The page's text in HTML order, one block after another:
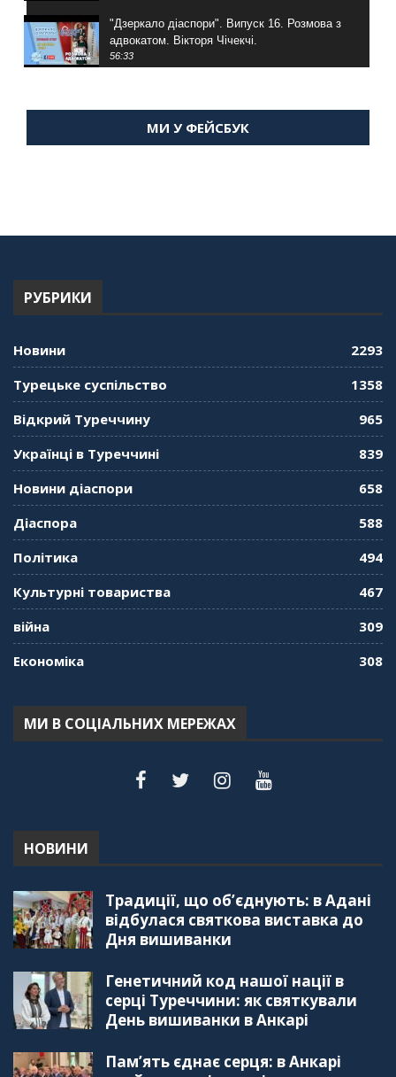
"Дзеркало діаспори". Випуск 16. Розмова з
адвокатом. Вікторя Чічекчі.
56:33
Мухарський про життя в Туреччині
"Дзеркало діаспори". Випуск 13. МУШ в
"Дзеркало діаспори". Випуск 11. Олександр
"Дзеркало діаспори". Випуск 10. Тонкощі та
"Дзеркало діаспори". Випуск 8. Розмова з
Послом
"Дзеркало діаспори". Випуск 6. Можливості
рада українських громад Туреччини
56:20
"Дзеркало діаспори". Випуск 3. Вища освіта:
59:38
"Дзеркало діаспори", Випуск 2, Як вивчити
57:18
МИ У ФЕЙСБУК
РУБРИКИ
Новини
2293
Турецьке суспільство
1358
Відкрий Туреччину
965
Українці в Туреччині
839
Новини діаспори
658
Діаспора
588
Політика
494
Культурні товариства
467
війна
309
Економіка
308
МИ В СОЦІАЛЬНИХ МЕРЕЖАХ
НОВИНИ
Традиції, що об’єднують: в Адані
відбулася святкова виставка до
Дня вишиванки
Генетичний код нашої нації в
серці Туреччини: як святкували
День вишиванки в Анкарі
Пам’ять єднає серця: в Анкарі